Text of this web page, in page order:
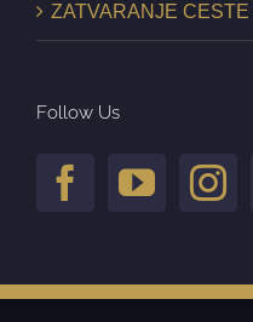
ZATVARANJE
Follow Us